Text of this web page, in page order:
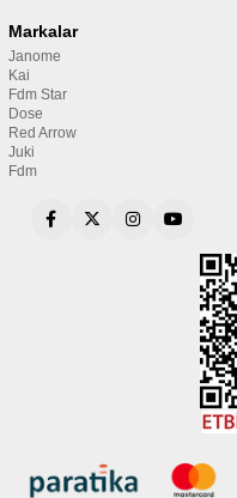
Markalar
Janome
Kai
Fdm Star
Dose
Red Arrow
Juki
Fdm